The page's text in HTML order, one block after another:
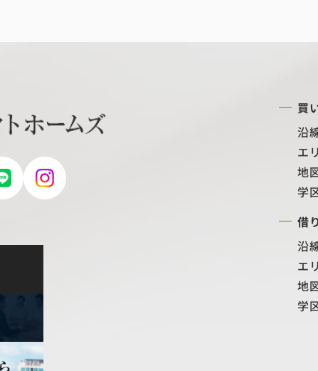
買
沿
エ
地
学
借
沿
エ
地
学